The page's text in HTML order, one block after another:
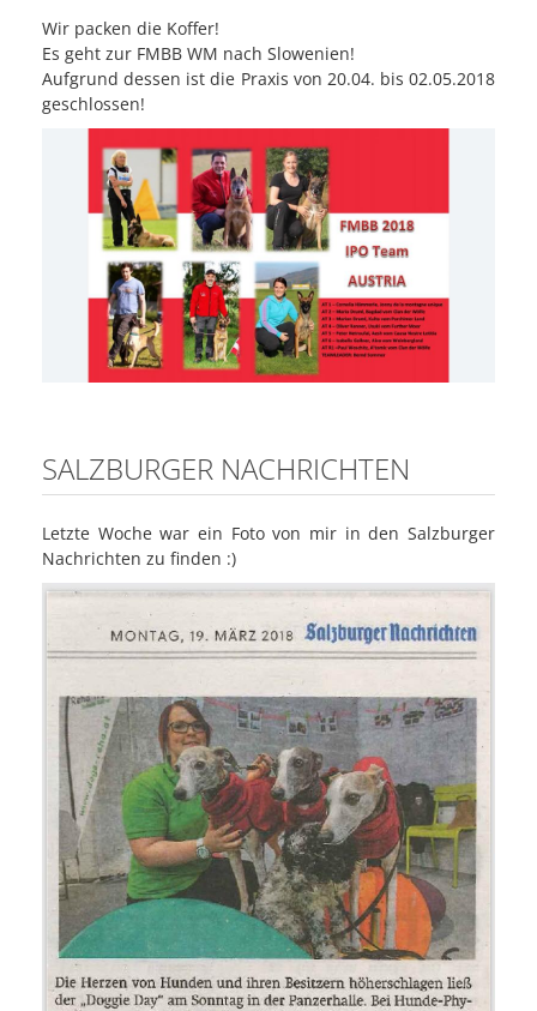
Wir packen die Koffer!
Es geht zur FMBB WM nach Slowenien!
Aufgrund dessen ist die Praxis von 20.04. bis 02.05.2018
geschlossen!
SALZBURGER NACHRICHTEN
Letzte Woche war ein Foto von mir in den Salzburger
Nachrichten zu finden :)